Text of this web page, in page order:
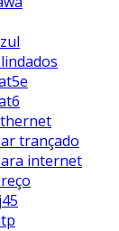
trançado
internet